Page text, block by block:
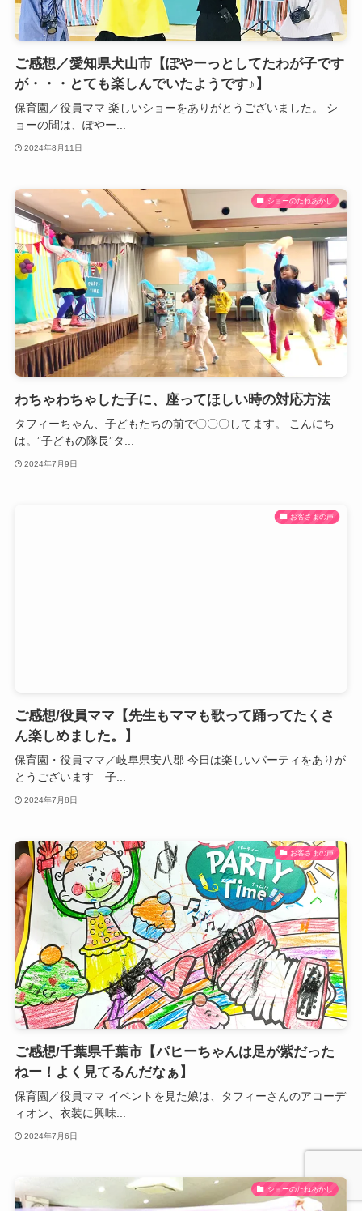
ご感想／愛知県犬山市【ぽやーっとしてたわが子です
が・・・とても楽しんでいたようです♪】
保育園／役員ママ 楽しいショーをありがとうございました。 シ
ョーの間は、ぽやー...
2024年8月11日
ショーのたねあかし
わちゃわちゃした子に、座ってほしい時の対応方法
タフィーちゃん、子どもたちの前で〇〇〇してます。 こんにち
は。”子どもの隊長”タ...
2024年7月9日
お客さまの声
ご感想/役員ママ【先生もママも歌って踊ってたくさ
ん楽しめました。】
保育園・役員ママ／岐阜県安八郡 今日は楽しいパーティをありが
とうございます 子...
2024年7月8日
お客さまの声
ご感想/千葉県千葉市【パヒーちゃんは足が紫だった
ねー！よく見てるんだなぁ】
保育園／役員ママ イベントを見た娘は、タフィーさんのアコーデ
ィオン、衣装に興味...
2024年7月6日
ショーのたねあかし